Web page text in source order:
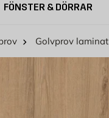
FÖNSTER & DÖRRAR
Golvprov laminat